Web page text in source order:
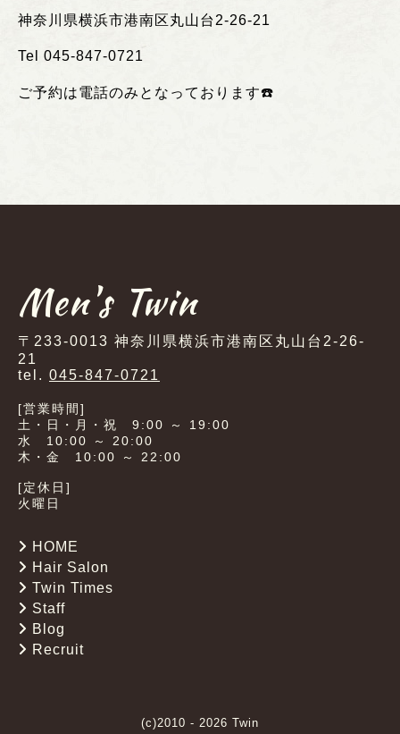
神奈川県横浜市港南区丸山台 2-26-21
Tel 045-847-0721
ご予約は電話のみとなっております☎️
Men's Twin
〒233-0013 神奈川県横浜市港南区丸山台2-26-
21
tel. 045-847-0721
[営業時間]
土・日・月・祝 9:00 ～ 19:00
水 10:00 ～ 20:00
木・金 10:00 ～ 22:00
[定休日]
火曜日
HOME
Hair Salon
Twin Times
Staff
Blog
Recruit
(c)2010 - 2026 Twin